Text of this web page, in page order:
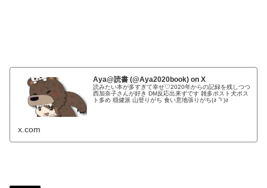
Aya@読書 (@Aya2020book) on X
読みたい本が多すぎて幸せ♡2020年からの記録を残しつつ
西加奈子さんが好き DM反応出来ずです 雑多ポスト犬ポス
ト多め 穏健派 山登りがち 食い意地張りがち(ง ˙᷅ᵌ˙)ง
x.com